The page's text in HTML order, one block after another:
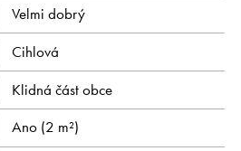
Velmi dobrý
Cihlová
Klidná část obce
Ano(2 m²)